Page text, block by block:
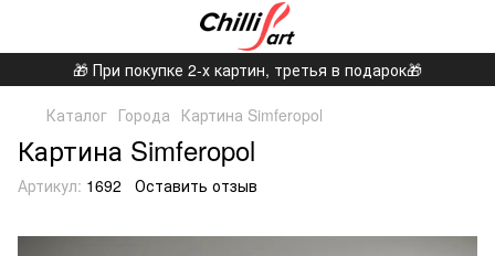
🎁 При покупке 2-х картин, третья в подарок🎁
Каталог Города Картина Simferopol
Картина Simferopol
Артикул: 1692 Оставить отзыв